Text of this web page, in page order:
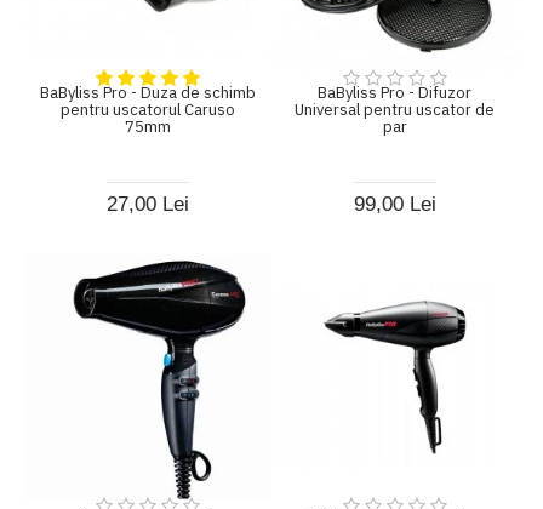
BaByliss Pro - Duza de schimb
pentru uscatorul Caruso
75mm
27,00 Lei
BaByliss Pro - Difuzor
Universal pentru uscator de
par
99,00 Lei